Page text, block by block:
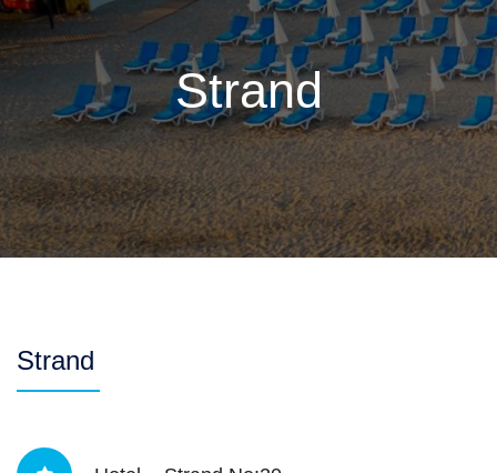
Hotel+Vlucht
Strand
Strand